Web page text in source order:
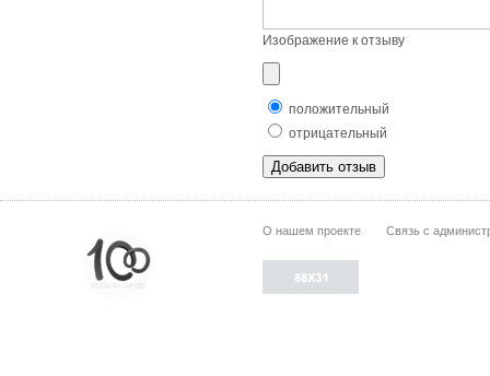
Изображение к отзыву
положительный
отрицательный
О нашем проекте Связь с